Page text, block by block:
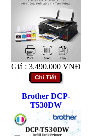
Giá :3.490.000 VNĐ
Brother DCP-
T530DW